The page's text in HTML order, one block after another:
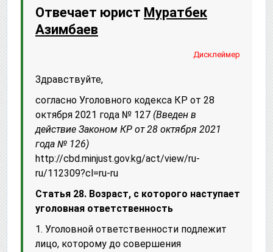
Отвечает юрист Муратбек
Азимбаев
Дисклеймер
Здравствуйте,
согласно Уголовного кодекса КР от 28
октября 2021 года № 127 (Введен в
действие Законом КР от 28 октября 2021
года № 126)
httр://cbd.minjust.gov.kg/act/view/ru-
ru/112309?cl=ru-ru
Статья 28. Возраст, с которого наступает
уголовная ответственность
1. Уголовной ответственности подлежит
лицо, которому до совершения